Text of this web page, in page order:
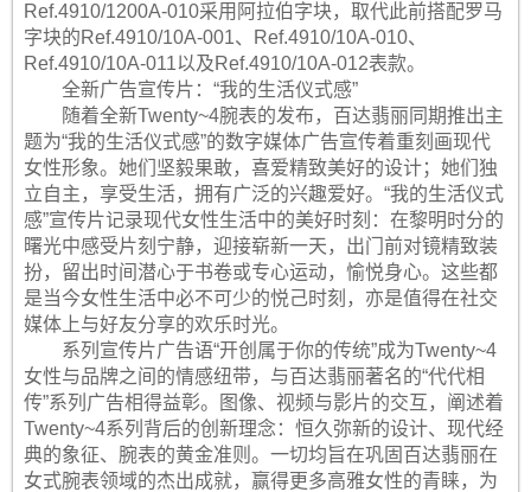
Ref.4910/1200A-010采用阿拉伯字块，取代此前搭配罗马
字块的Ref.4910/10A-001、Ref.4910/10A-010、
Ref.4910/10A-011以及Ref.4910/10A-012表款。
全新广告宣传片：“我的生活仪式感”
随着全新Twenty~4腕表的发布，百达翡丽同期推出主
题为“我的生活仪式感”的数字媒体广告宣传着重刻画现代
女性形象。她们坚毅果敢，喜爱精致美好的设计；她们独
立自主，享受生活，拥有广泛的兴趣爱好。“我的生活仪式
感”宣传片记录现代女性生活中的美好时刻：在黎明时分的
曙光中感受片刻宁静，迎接崭新一天，出门前对镜精致装
扮，留出时间潜心于书卷或专心运动，愉悦身心。这些都
是当今女性生活中必不可少的悦己时刻，亦是值得在社交
媒体上与好友分享的欢乐时光。
系列宣传片广告语“开创属于你的传统”成为Twenty~4
女性与品牌之间的情感纽带，与百达翡丽著名的“代代相
传”系列广告相得益彰。图像、视频与影片的交互，阐述着
Twenty~4系列背后的创新理念：恒久弥新的设计、现代经
典的象征、腕表的黄金准则。一切均旨在巩固百达翡丽在
女式腕表领域的杰出成就，赢得更多高雅女性的青睐，为